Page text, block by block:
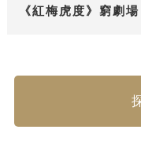
《紅梅虎度》窮劇